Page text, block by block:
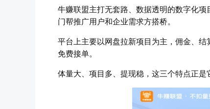
牛赚联盟主打无套路、数据透明的数字化项
门帮推广用户和企业需求方搭桥。
平台上主要以网盘拉新项目为主，佣金、
免费接单。
体量大、项目多、提现稳，这三个特点正是